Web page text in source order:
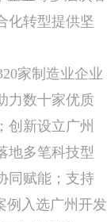
化转型提供坚
家制造业企业
力数十家优质
创新设立广州
地多笔科技型
同赋能；支持
例入选广州开发